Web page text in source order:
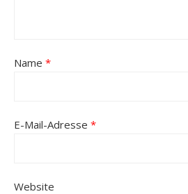
Name *
E-Mail-Adresse *
Website